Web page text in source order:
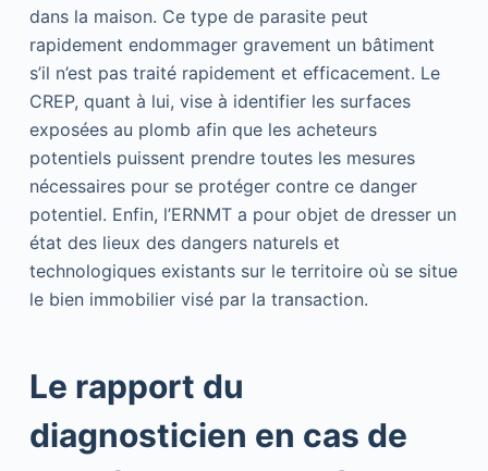
dans la maison. Ce type de parasite peut
rapidement endommager gravement un bâtiment
s’il n’est pas traité rapidement et efficacement. Le
CREP, quant à lui, vise à identifier les surfaces
exposées au plomb afin que les acheteurs
potentiels puissent prendre toutes les mesures
nécessaires pour se protéger contre ce danger
potentiel. Enfin, l’ERNMT a pour objet de dresser un
état des lieux des dangers naturels et
technologiques existants sur le territoire où se situe
le bien immobilier visé par la transaction.
Le rapport du
diagnosticien en cas de